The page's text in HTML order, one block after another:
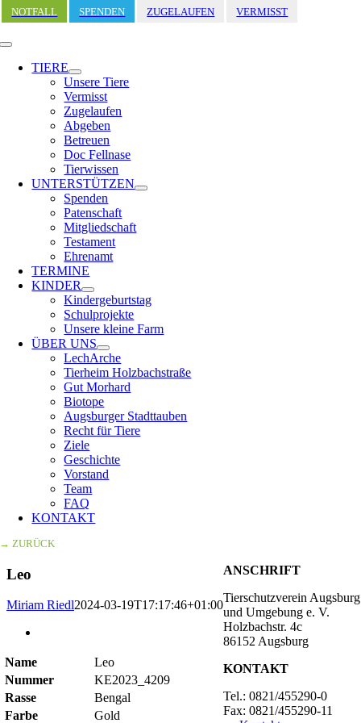
Zum
Inhalt
springen
NOTFALL SPENDEN ZUGELAUFEN VERMISST
Toggle
Navigation
TIERE
Unsere Tiere
Vermisst
Zugelaufen
Abgeben
Betreuen
Doc Fellnase
Tierwissen
UNTERSTÜTZEN
Spenden
Patenschaft
Mitgliedschaft
Testament
Ehrenamt
TERMINE
KINDER
Kindergeburtstag
Schulprojekte
Unsere kleine Farm
ÜBER UNS
LechArche
Tierheim Holzbachstraße
Gut Morhard
Biotope
Augsburger Stadttauben
Recht für Tiere
Ziele
Geschichte
Vorstand
Team
FAQ
KONTAKT
→ ZURÜCK
Leo
Miriam Riedl2024-03-19T17:17:46+01:00
Name
Leo
Nummer
KE2023_4209
Rasse
Bengal
Farbe
Gold
ANSCHRIFT
Tierschutzverein Augsburg
und Umgebung e. V.
Holzbachstr. 4c
86152 Augsburg
KONTAKT
Tel.: 0821/455290-0
Fax: 0821/455290-11